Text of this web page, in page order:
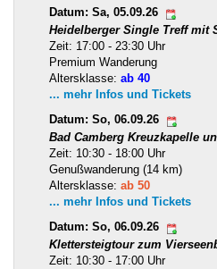
Datum: Sa, 05.09.26
Heidelberger Single Treff mit
Zeit: 17:00 - 23:30 Uhr
Premium Wanderung
Altersklasse: ab 40
... mehr Infos und Tickets
Datum: So, 06.09.26
Bad Camberg Kreuzkapelle
Zeit: 10:30 - 18:00 Uhr
Genußwanderung (14 km)
Altersklasse: ab 50
... mehr Infos und Tickets
Datum: So, 06.09.26
Klettersteigtour zum
Zeit: 10:30 - 17:00 Uhr